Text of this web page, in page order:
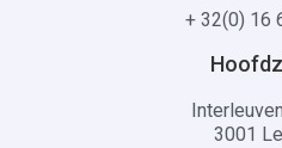
+ 32(0) 16
3001